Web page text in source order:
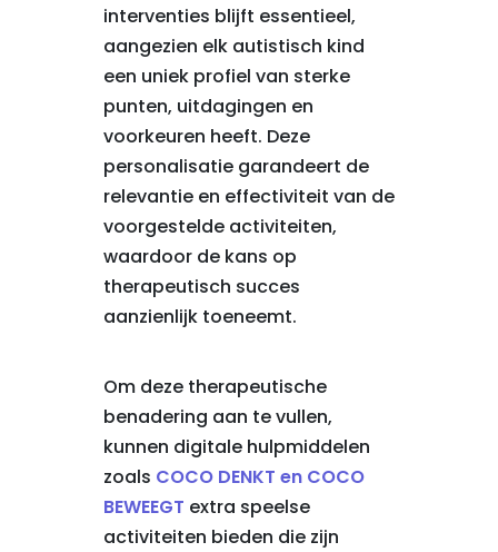
interventies blijft essentieel,
aangezien elk autistisch kind
een uniek profiel van sterke
punten, uitdagingen en
voorkeuren heeft. Deze
personalisatie garandeert de
relevantie en effectiviteit van de
voorgestelde activiteiten,
waardoor de kans op
therapeutisch succes
aanzienlijk toeneemt.
Om deze therapeutische
benadering aan te vullen,
kunnen digitale hulpmiddelen
zoals COCO DENKT en COCO
BEWEEGT extra speelse
activiteiten bieden die zijn